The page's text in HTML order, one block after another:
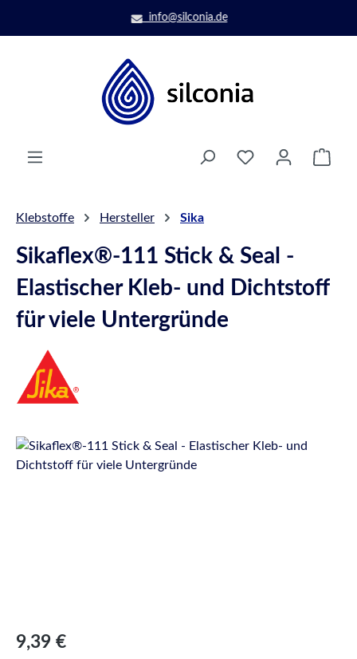
Zum Hauptinhalt springeninfo@silconia.de
Klebstoffe Hersteller Sika
Sikaflex®-111 Stick & Seal -
Elastischer Kleb- und Dichtstoff
für viele Untergründe
Bildergalerie überspringen
Regulärer Preis:
9,39 €